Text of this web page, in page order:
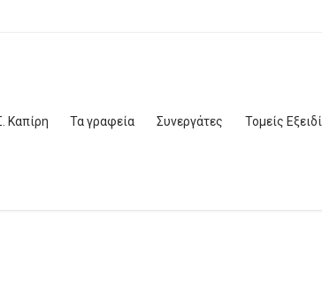
Καπίρη Τα γραφεία Συνεργάτες Τομείς